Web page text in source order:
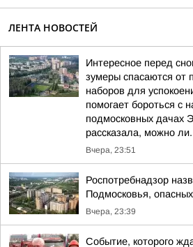
ЛЕНТА НОВОСТЕЙ
Интересное перед
зумеры спасаются от
наборов для
помогает бороться с
подмосковных дачах
рассказала, можно
Вчера, 23:51
Роспотребнадзор
Подмосковья,
Вчера, 23:39
Событие, которого